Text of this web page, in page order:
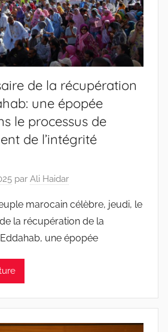
de la récupération
une épopée
le processus de
de l’intégrité
par Ali Haidar
marocain célèbre, jeudi, le
la récupération de la
une épopée